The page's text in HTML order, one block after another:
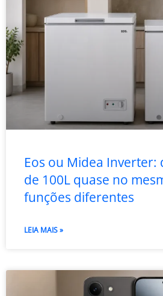
Eos ou Midea Inverter:
de 100L quase no
funções diferentes
LEIA MAIS »